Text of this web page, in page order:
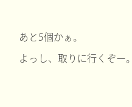
あと5個かぁ。
よっし、取りに行くぞー。